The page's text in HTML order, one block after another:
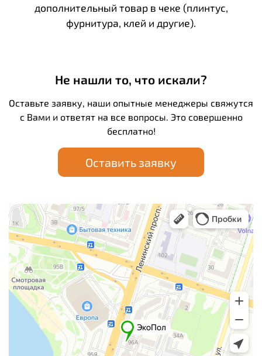
дополнительный товар в чеке (плинтус,
фурнитура, клей и другие).
Не нашли то, что искали?
Оставьте заявку, наши опытные менеджеры свяжутся
с Вами и ответят на все вопросы. Это совершенно
бесплатно!
Оставить заявку